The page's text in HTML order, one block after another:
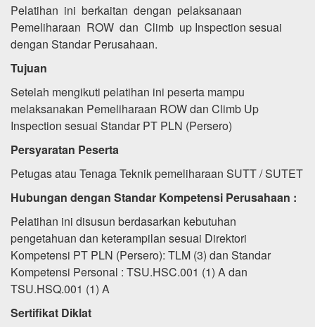
Pelatihan ini berkaitan dengan pelaksanaan
Pemeliharaan ROW dan Climb up Inspection sesuai
dengan Standar Perusahaan.
Tujuan
Setelah mengikuti pelatihan ini peserta mampu
melaksanakan Pemeliharaan ROW dan Climb Up
Inspection sesuai Standar PT PLN (Persero)
Persyaratan Peserta
Petugas atau Tenaga Teknik pemeliharaan SUTT / SUTET
Hubungan dengan Standar Kompetensi Perusahaan :
Pelatihan ini disusun berdasarkan kebutuhan
pengetahuan dan keterampilan sesuai Direktori
Kompetensi PT PLN (Persero): TLM (3) dan Standar
Kompetensi Personal : TSU.HSC.001 (1) A dan
TSU.HSQ.001 (1) A
Sertifikat Diklat